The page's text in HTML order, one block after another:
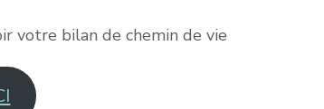
votre bilan de chemin de vie